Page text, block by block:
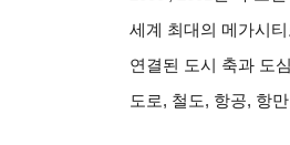
세계 최대의 메가시
연결된 도시 축과 도
도로, 철도, 항공, 항